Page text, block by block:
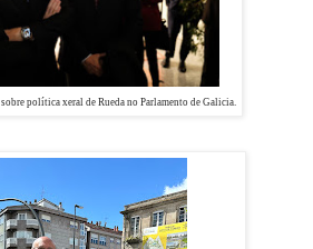
sobre política xeral de Rueda no Parlamento de Galicia.